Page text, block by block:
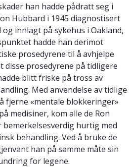
han hadde pådratt seg i
Hubbard i 1945 diagnostisert
innlagt på sykehus i Oakland,
hadde han derimot
prosedyrene til å avhjelpe
disse prosedyrene på tidligere
blitt friske på tross av
Med anvendelse av tidlige
fjerne «mentale blokkeringer»
medisiner, kom alle de Ron
hurtig med
behandling. Ved å bruke de
han på samme måte sin
for legene.